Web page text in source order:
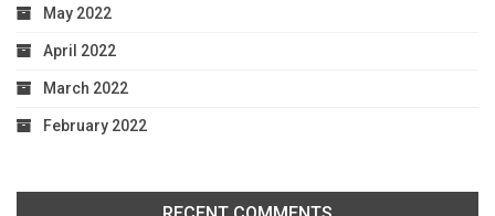
May 2022
April 2022
March 2022
February 2022